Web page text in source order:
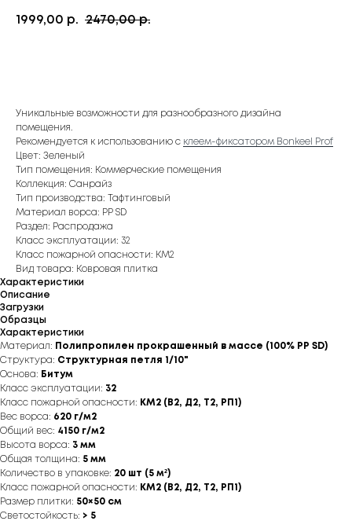
1999,00 р. 2470,00 р.
Уникальные возможности для разнообразного дизайна
помещения.
Рекомендуется к использованию с клеем-фиксатором Bonkeel Prof
Цвет: Зеленый
Тип помещения: Коммерческие помещения
Коллекция: Санрайз
Тип производства: Тафтинговый
Материал ворса: PP SD
Раздел: Распродажа
Класс эксплуатации: 32
Класс пожарной опасности: КМ2
Вид товара: Ковровая плитка
Характеристики
Описание
Загрузки
Образцы
Характеристики
Материал: Полипропилен прокрашенный в массе (100% PP SD)
Структура: Структурная петля 1/10"
Основа: Битум
Класс эксплуатации: 32
Класс пожарной опасности: КМ2 (В2, Д2, Т2, РП1)
Вес ворса: 620 г/м2
Общий вес: 4150 г/м2
Высота ворса: 3 мм
Общая толщина: 5 мм
Количество в упаковке: 20 шт (5 м²)
Класс пожарной опасности: КМ2 (В2, Д2, Т2, РП1)
Размер плитки: 50×50 см
Светостойкость: > 5